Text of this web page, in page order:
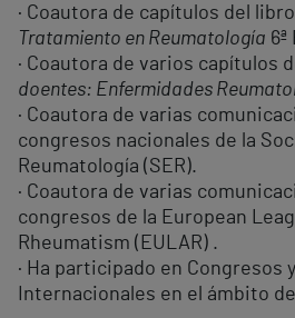
· Coautora de capítulos del libro
Tratamiento en Reumatología
· Coautora de varios capítulos
doentes: Enfermidades
· Coautora de varias
congresos nacionales de la
Reumatología (SER).
· Coautora de varias
congresos de la European
Rheumatism (EULAR) .
· Ha participado en Congresos
Internacionales en el ámbito